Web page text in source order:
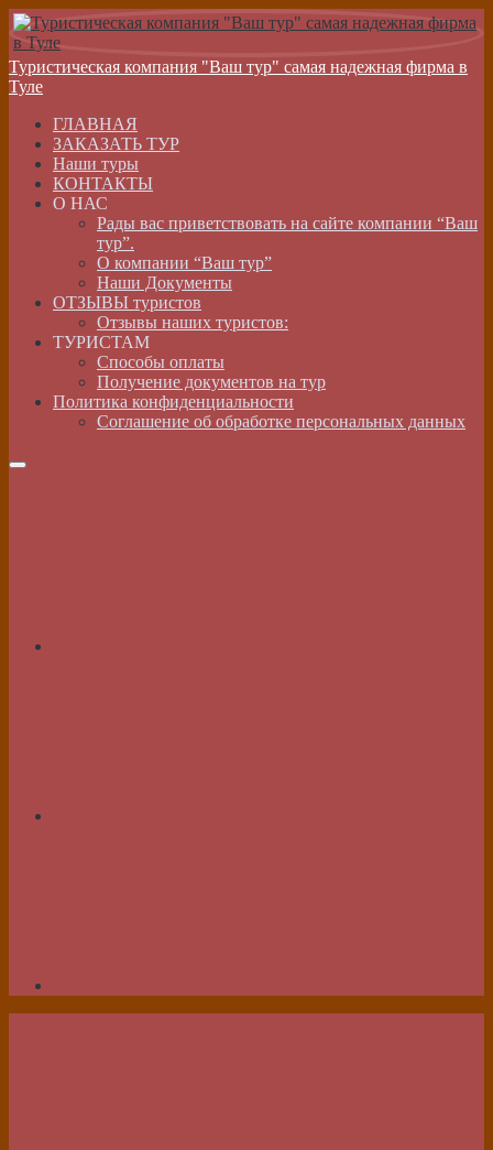
Туристическая компания "Ваш тур" самая надежная фирма в
Туле
ГЛАВНАЯ
ЗАКАЗАТЬ ТУР
Наши туры
КОНТАКТЫ
О НАС
Рады вас приветствовать на сайте компании “Ваш
тур”.
О компании “Ваш тур”
Наши Документы
ОТЗЫВЫ туристов
Отзывы наших туристов:
ТУРИСТАМ
Способы оплаты
Получение документов на тур
Политика конфиденциальности
Соглашение об обработке персональных данных